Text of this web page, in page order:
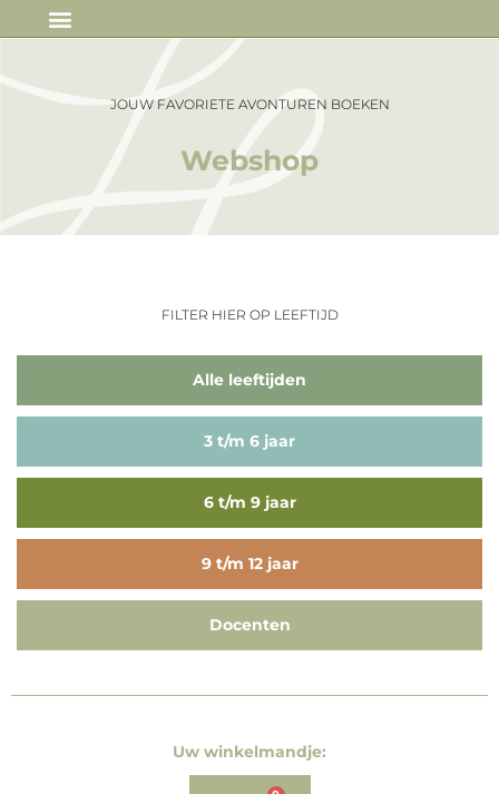
JOUW FAVORIETE AVONTUREN BOEKEN
Webshop
FILTER HIER OP LEEFTIJD
Alle leeftijden
3 t/m 6 jaar
6 t/m 9 jaar
9 t/m 12 jaar
Docenten
Uw winkelmandje: